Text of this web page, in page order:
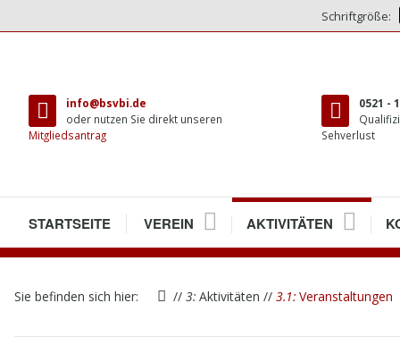
Schriftgröße:
info@bsvbi.de
oder nutzen Sie direkt unseren
Mitgliedsantrag
0521 -
Sehverlust
zum
1
STARTSEITE 2
VEREIN 3
AKTIVITÄTEN 4
Sie befinden sich hier: //3:Aktivitäten //3.1:Veranstaltungen